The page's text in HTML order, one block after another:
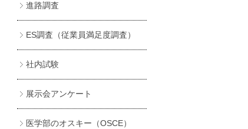
進路調査
ES調査（従業員満足度調査）
社内試験
展示会アンケート
医学部のオスキー（OSCE）